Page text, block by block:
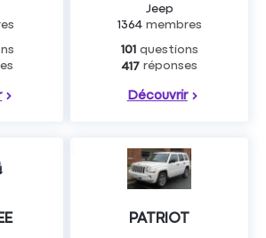
Jeep
1364 membres
101 questions
417 réponses
Découvrir
PATRIOT